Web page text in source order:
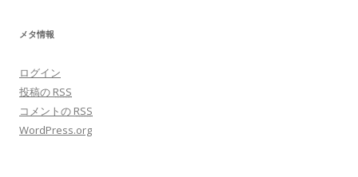
メタ情報
ログイン
投稿の RSS
コメントの RSS
WordPress.org